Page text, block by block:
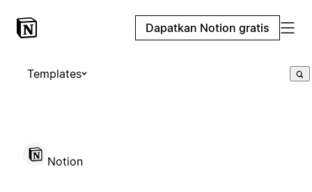
Dapatkan Notion gratis
Templates
Notion